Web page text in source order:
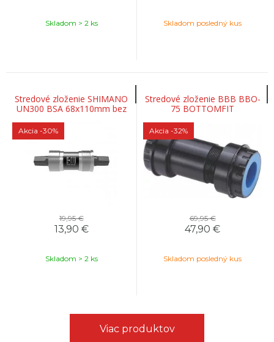
Skladom > 2 ks Skladom posledný kus
Stredové zloženie SHIMANO
UN300 BSA 68x110mm bez
Akcia -30%
19,95 €
13,90 €
Skladom > 2 ks
Stredové zloženie BBB BBO-
75 BOTTOMFIT
Akcia -32%
69,95 €
47,90 €
Skladom posledný kus
Viac produktov